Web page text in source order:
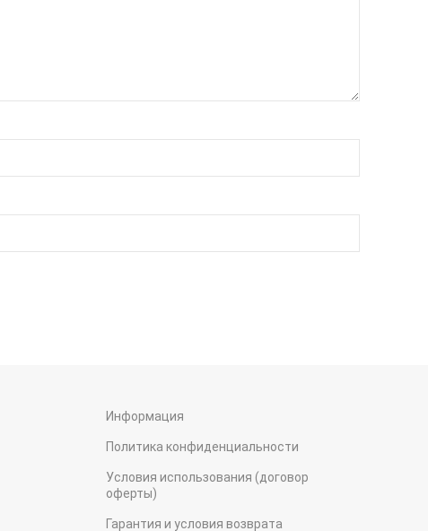
Информация
Политика конфиденциальности
Условия использования (договор
оферты)
Гарантия и условия возврата